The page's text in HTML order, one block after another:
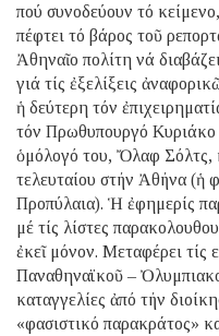
πού συνοδεύουν τό
πέφτει τό βάρος τοῦ
Ἀθηναῖο πολίτη νά
γιά τίς ἐξελίξεις
ἡ δεύτερη τόν
τόν Πρωθυπουργό
ὁμόλογό του, Ὄλαφ Σόλτς,
τελευταίου στήν Ἀθήνα (ἡ
Προπύλαια). Ἡ ἐφημερίς
μέ τίς λίστες
ἐκεῖ μόνον. Μεταφέρει τίς
Παναθηναϊκοῦ –
καταγγελίες ἀπό τήν
«φασιστικό παρακράτος»